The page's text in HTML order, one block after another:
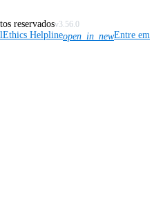
reservadosv3.56.0
Ethics Helplineopen_in_newEntre em